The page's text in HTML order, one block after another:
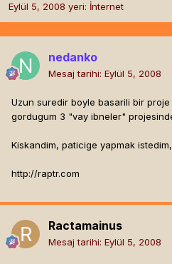
Eylül 5, 2008 yeri: İnternet
nedanko
Mesaj tarihi: Eylül 5, 2008
Uzun suredir boyle basarili bir
gordugum 3 "vay ibneler"
Kiskandim, paticige yapmak
http://raptr.com
Ractamainus
Mesaj tarihi: Eylül 5, 2008